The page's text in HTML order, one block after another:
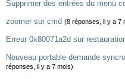
Supprimer des entrées du menu
zoomer sur cmd (8 réponses, il y a 7
Erreur 0x80071a2d sur
Nouveau portable demande
réponses, il y a 7 mois)